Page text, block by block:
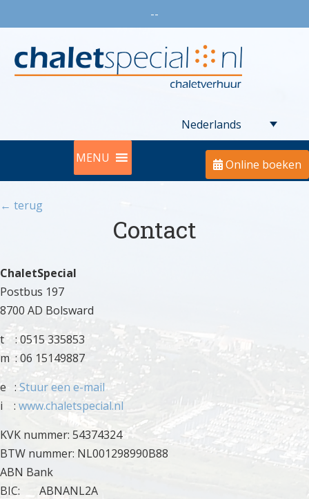
--
Nederlands
MENU Online boeken
← terug
Contact
ChaletSpecial
Postbus 197
8700 AD Bolsward
t : 0515 335853
m : 06 15149887
e : Stuur een e-mail
i : www.chaletspecial.nl
KVK nummer: 54374324
BTW nummer: NL001298990B88
ABN Bank
BIC: ABNANL2A